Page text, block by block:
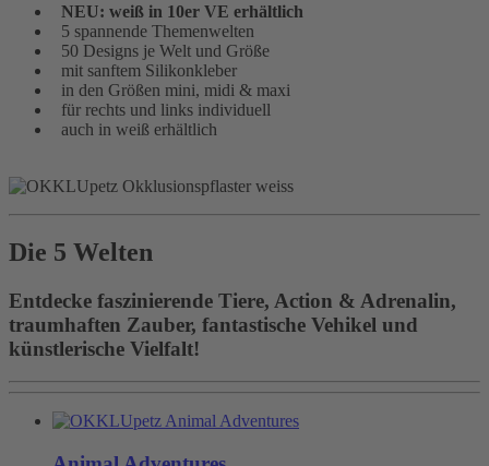
NEU: weiß in 10er VE erhältlich
5 spannende Themenwelten
50 Designs je Welt und Größe
mit sanftem Silikonkleber
in den Größen mini, midi & maxi
für rechts und links individuell
auch in weiß erhältlich
Die 5 Welten
Entdecke faszinierende Tiere, Action & Adrenalin,
traumhaften Zauber, fantastische Vehikel und
künstlerische Vielfalt!